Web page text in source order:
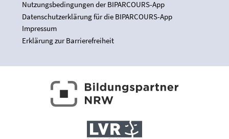
Nutzungsbedingungen der BIPARCOURS-App
Datenschutzerklärung für die BIPARCOURS-App
Impressum
Erklärung zur Barrierefreiheit